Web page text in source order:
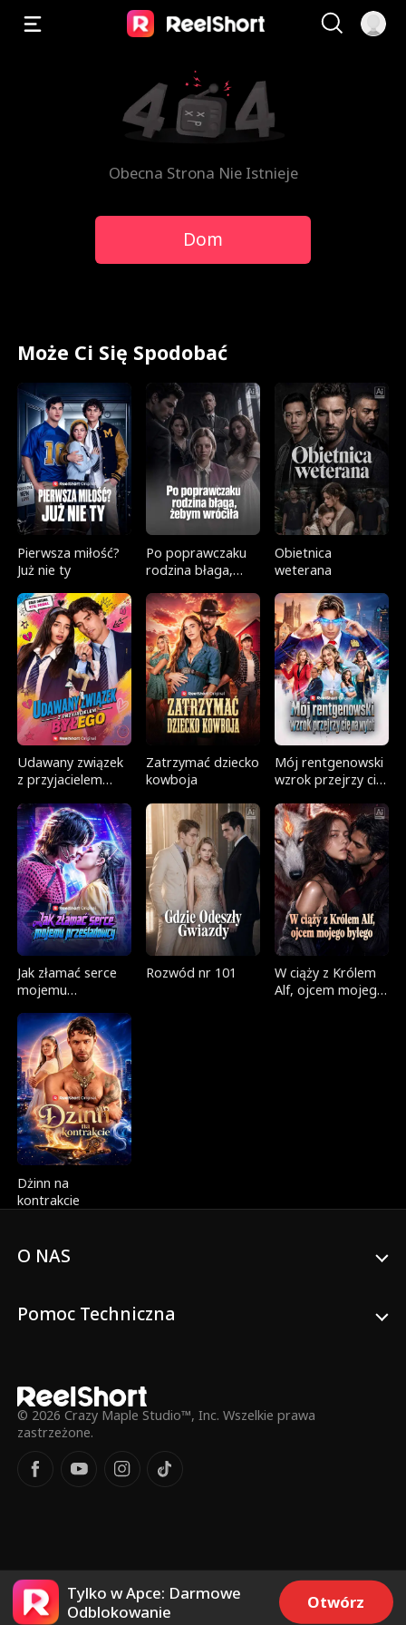
Obecna Strona Nie Istnieje
Dom
Może Ci Się Spodobać
Pierwsza miłość?
Już nie ty
Po poprawczaku
rodzina błaga,
Obietnica
weterana
Udawany związek
z przyjacielem
Zatrzymać dziecko
kowboja
Mój rentgenowski
wzrok przejrzy cię
Jak złamać serce
mojemu
Rozwód nr 101
W ciąży z Królem
Alf, ojcem mojego
Dżinn na
kontrakcie
O NAS
Pomoc Techniczna
© 2026 Crazy Maple Studio™, Inc. Wszelkie prawa
zastrzeżone.
Tylko w Apce: Darmowe
Odblokowanie
Otwórz